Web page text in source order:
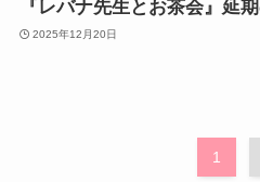
『レバナ先生とお茶会』延
2025年12月20日
1